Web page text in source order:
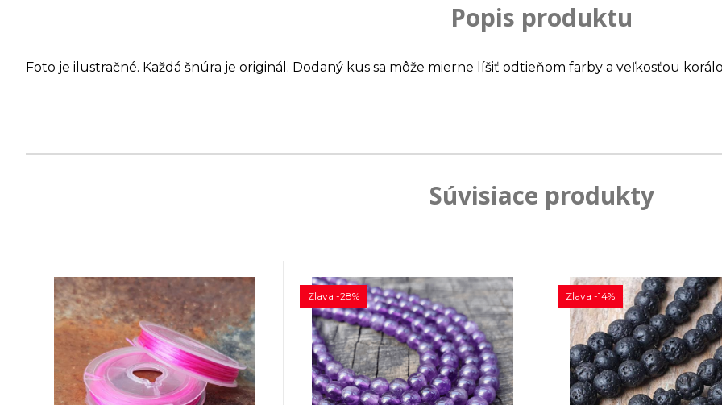
Popis produktu
Foto je ilustračné. Každá šnúra je originál. Dodaný kus sa môže mierne líšiť odtieňom farby a veľkosťou
Súvisiace produkty
Zľava -28% Zľava -14%